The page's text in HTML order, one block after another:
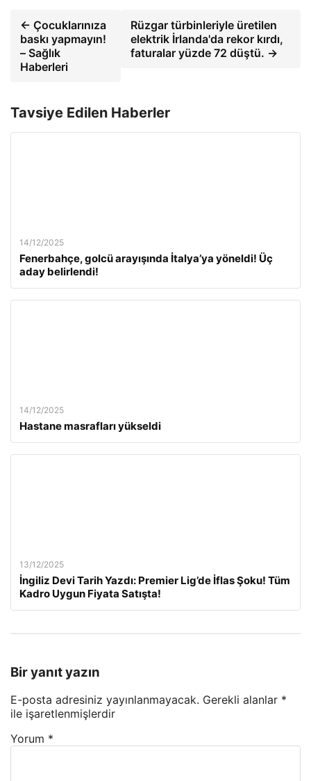
← Çocuklarınıza
baskı yapmayın!
– Sağlık
Haberleri
Rüzgar türbinleriyle üretilen
elektrik İrlanda'da rekor kırdı,
faturalar yüzde 72 düştü. →
Tavsiye Edilen Haberler
14/12/2025
Fenerbahçe, golcü arayışında İtalya’ya yöneldi! Üç
aday belirlendi!
14/12/2025
Hastane masrafları yükseldi
13/12/2025
İngiliz Devi Tarih Yazdı: Premier Lig’de İflas Şoku! Tüm
Kadro Uygun Fiyata Satışta!
Bir yanıt yazın
E-posta adresiniz yayınlanmayacak. Gerekli alanlar *
ile işaretlenmişlerdir
Yorum *